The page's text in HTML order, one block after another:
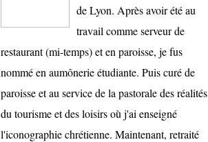
de Lyon. Après avoir été au
travail comme serveur de
restaurant (mi-temps) et en paroisse, je fus
nommé en aumônerie étudiante. Puis curé de
paroisse et au service de la pastorale des réalités
du tourisme et des loisirs où j'ai enseigné
l'iconographie chrétienne. Maintenant, retraité